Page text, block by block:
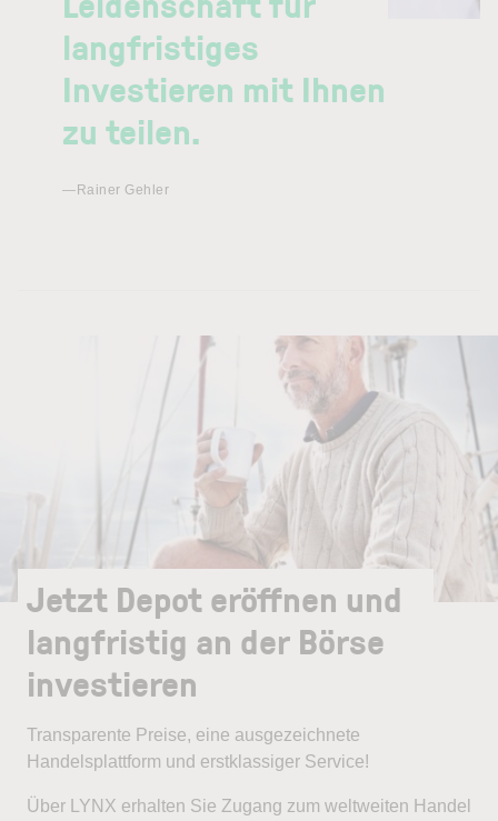
langfristiges
Investieren mit Ihnen
zu teilen.
—Rainer Gehler
Jetzt Depot eröffnen und
langfristig an der Börse
investieren
Transparente Preise, eine ausgezeichnete
Handelsplattform und erstklassiger Service!
Über LYNX erhalten Sie Zugang zum weltweiten Handel